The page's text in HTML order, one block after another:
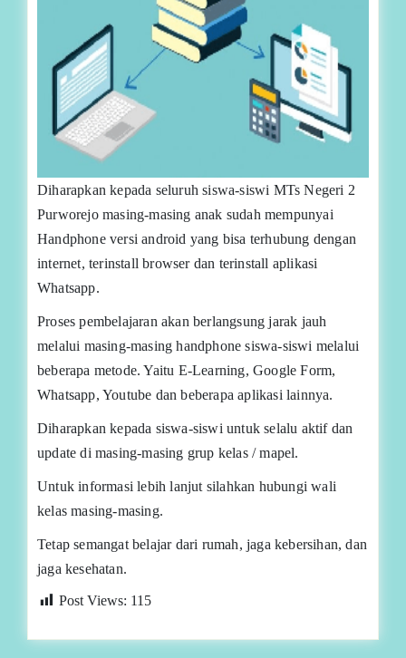
Diharapkan kepada seluruh siswa-siswi MTs Negeri 2
Purworejo masing-masing anak sudah mempunyai
Handphone versi android yang bisa terhubung dengan
internet, terinstall browser dan terinstall aplikasi
Whatsapp.
Proses pembelajaran akan berlangsung jarak jauh
melalui masing-masing handphone siswa-siswi melalui
beberapa metode. Yaitu E-Learning, Google Form,
Whatsapp, Youtube dan beberapa aplikasi lainnya.
Diharapkan kepada siswa-siswi untuk selalu aktif dan
update di masing-masing grup kelas / mapel.
Untuk informasi lebih lanjut silahkan hubungi wali
kelas masing-masing.
Tetap semangat belajar dari rumah, jaga kebersihan, dan
jaga kesehatan.
Post Views: 115